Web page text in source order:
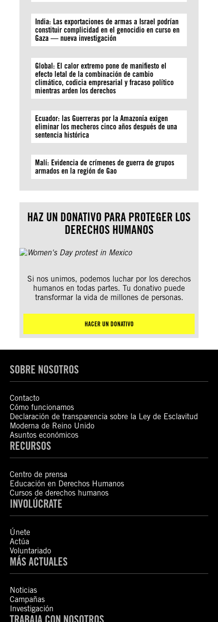
India: Las exportaciones de armas a Israel podrían
constituir complicidad en el genocidio en curso en
Gaza — nueva investigación
Global: El calor extremo pone de manifiesto el
efecto letal de la combinación de cambio
climático, codicia empresarial y fracaso político
mientras arden los derechos
Ecuador: las Guerreras por la Amazonía exigen
eliminar los mecheros cinco años después de una
sentencia histórica
Malí: Evidencia de crímenes de guerra de grupos
armados en la región de Gao
HAZ UN DONATIVO PARA PROTEGER LOS
DERECHOS HUMANOS
Si nos unimos, podemos luchar por los derechos
humanos en todas partes. Tu donativo puede
transformar la vida de millones de personas.
HACER UN DONATIVO
SOBRE NOSOTROS
Contacto
Cómo funcionamos
Declaración de transparencia sobre la Ley de Esclavitud
Moderna de Reino Unido
Asuntos económicos
RECURSOS
Centro de prensa
Educación en Derechos Humanos
Cursos de derechos humanos
INVOLÚCRATE
Únete
Actúa
Voluntariado
MÁS ACTUALES
Noticias
Campañas
Investigación
TRABAJA CON NOSOTROS